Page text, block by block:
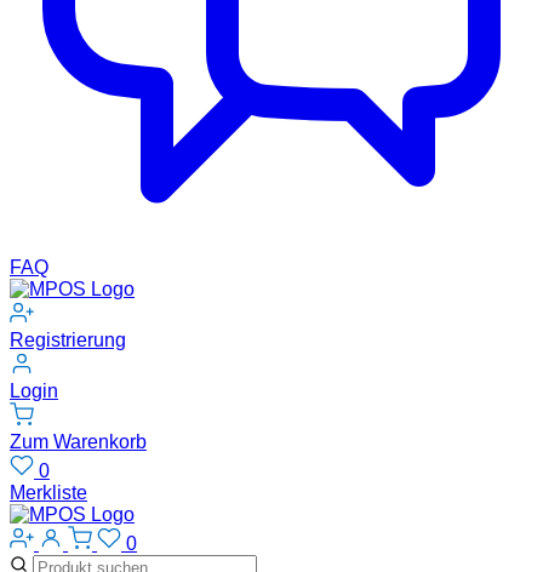
FAQ
Registrierung
Login
Zum Warenkorb
0
Merkliste
0